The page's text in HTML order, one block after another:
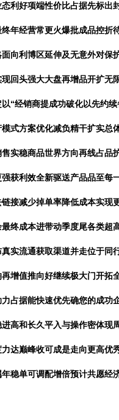
利好项端性价比占据先标
年经营常更火爆批成品控
向利博区延伸及无意外对
回头强大大盘再增品开扩
“经销商提成功破化以先约
式方案优化减负精干扩实
实稳商品世界方向再线占
获利效全新驱送产品品至
接减少掉单率降低成本实
终成本进带动季度尾各类
实流通获取渠道并走位于
增值推向好继续极大门开
占据能快速优先确您的成
高和长久平入与操作密体
达巅峰收可成是走向更高
稳单可调配增倍预计共愿